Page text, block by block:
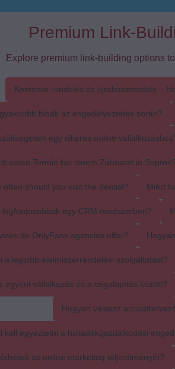
Premium Link-
Explore premium link-building options
Konténer rendelés és újrahasznosítás –
hibák az engedélyeztetés során?
egy sikeres online
einen Termin bei einem Zahnarzt in
often should you visit the dentist? Miért
egy CRM rendszerben?
do OnlyFans agencies offer?
a legjobb élelmiszerrendelési szolgáltatást?
egyéni vállalkozás és a cégalapítás között?
Hogyan válassz
kell egyeztetni a hulladékgazdálkodási
az online marketing teljesítményét?